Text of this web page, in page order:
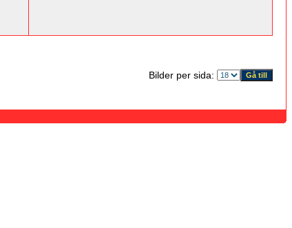
Bilder per sida: